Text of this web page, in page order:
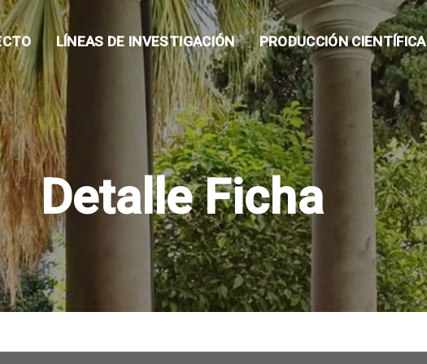
LÍNEAS DE INVESTIGACIÓN PRODUCCIÓN CIENTÍFICA
Detalle Ficha